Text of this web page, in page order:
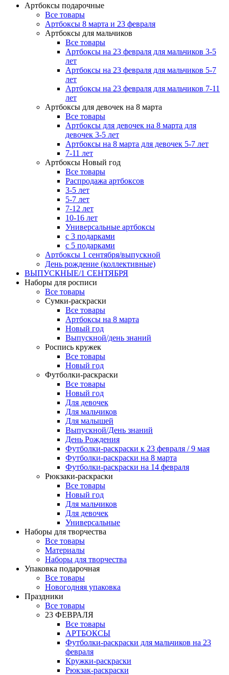
Артбоксы подарочные
Все товары
Артбоксы 8 марта и 23 февраля
Артбоксы для мальчиков
Все товары
Артбоксы на 23 февраля для мальчиков 3-5
лет
Артбоксы на 23 февраля для мальчиков 5-7
лет
Артбоксы на 23 февраля для мальчиков 7-11
лет
Артбоксы для девочек на 8 марта
Все товары
Артбоксы для девочек на 8 марта для
девочек 3-5 лет
Артбоксы на 8 марта для девочек 5-7 лет
7-11 лет
Артбоксы Новый год
Все товары
Распродажа артбоксов
3-5 лет
5-7 лет
7-12 лет
10-16 лет
Универсальные артбоксы
с 3 подарками
с 5 подарками
Артбоксы 1 сентября/выпускной
День рождение (коллективные)
ВЫПУСКНЫЕ/1 СЕНТЯБРЯ
Наборы для росписи
Все товары
Сумки-раскраски
Все товары
Артбоксы на 8 марта
Новый год
Выпускной/день знаний
Роспись кружек
Все товары
Новый год
Футболки-раскраски
Все товары
Новый год
Для девочек
Для мальчиков
Для малышей
Выпускной/День знаний
День Рождения
Футболки-раскраски к 23 февраля / 9 мая
Футболки-раскраски на 8 марта
Футболки-раскраски на 14 февраля
Рюкзаки-раскраски
Все товары
Новый год
Для мальчиков
Для девочек
Универсальные
Наборы для творчества
Все товары
Материалы
Наборы для творчества
Упаковка подарочная
Все товары
Новогодняя упаковка
Праздники
Все товары
23 ФЕВРАЛЯ
Все товары
АРТБОКСЫ
Футболки-раскраски для мальчиков на 23
февраля
Кружки-раскраски
Рюкзак-раскраски